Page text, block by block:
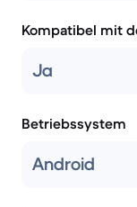
Kompatibel mit
Ja
Betriebssystem
Android